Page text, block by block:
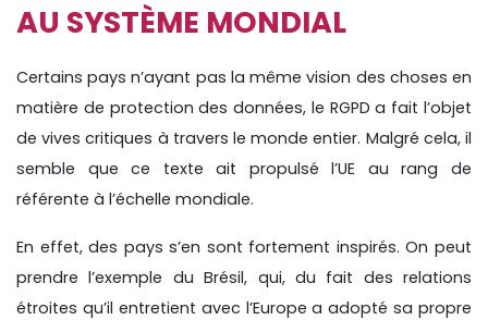
AU SYSTÈME MONDIAL
Certains pays n’ayant pas la même vision des choses en
matière de protection des données, le RGPD a fait l’objet
de vives critiques à travers le monde entier. Malgré cela, il
semble que ce texte ait propulsé l’UE au rang de
référente à l’échelle mondiale.
En effet, des pays s’en sont fortement inspirés. On peut
prendre l’exemple du Brésil, qui, du fait des relations
étroites qu’il entretient avec l’Europe a adopté sa propre